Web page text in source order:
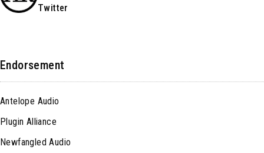
Twitter
Endorsement
Antelope Audio
Plugin Alliance
Newfangled Audio